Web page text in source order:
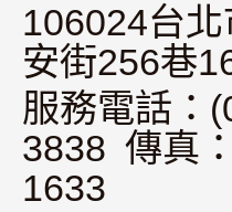
106024台
安街256巷
服務電話：
3838 傳真
1633